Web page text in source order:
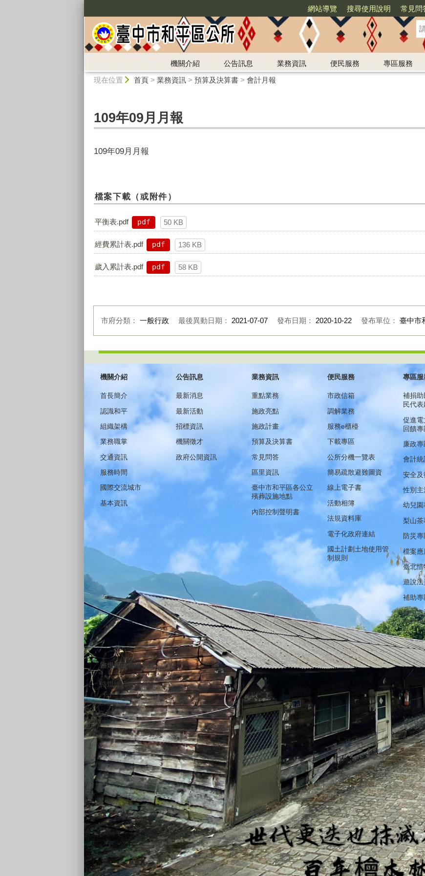
網站導覽 搜尋使用說明 常見問
機關介紹 公告訊息 業務資訊 便民服務 專區服務
現在位置 首頁> 業務資訊> 預算及決算書> 會計月報
109年09月月報
109年09月月報
檔案下載（或附件）
平衡表.pdf pdf 50 KB
經費累計表.pdf pdf 136 KB
歲入累計表.pdf pdf 58 KB
市府分類： 一般行政 最後異動日期： 2021-07-07 發布日期： 2020-10-22 發布單位： 臺中市
機關介紹
首長簡介
認識和平
組織架構
業務職掌
交通資訊
服務時間
國際交流城市
基本資訊
公告訊息
最新消息
最新活動
招標資訊
機關徵才
政府公開資訊
業務資訊
重點業務
施政亮點
施政計畫
預算及決算書
常見問答
區里資訊
臺中市和平區各公立
殯葬設施地點
內部控制聲明書
便民服務
市政信箱
調解業務
服務e櫃檯
下載專區
公所分機一覽表
簡易疏散避難圖資
線上電子書
活動相簿
法規資料庫
電子化政府連結
國土計劃土地使用管
制規則
專區服
補捐
民代
促進電
回饋專
廉政
會計
安全
性別
幼兒園
梨山茶
防災專
檔案
臺北惜
遊說
補助專
臺中
納骨
法
路燈維護管理系統
路燈維護管理系統